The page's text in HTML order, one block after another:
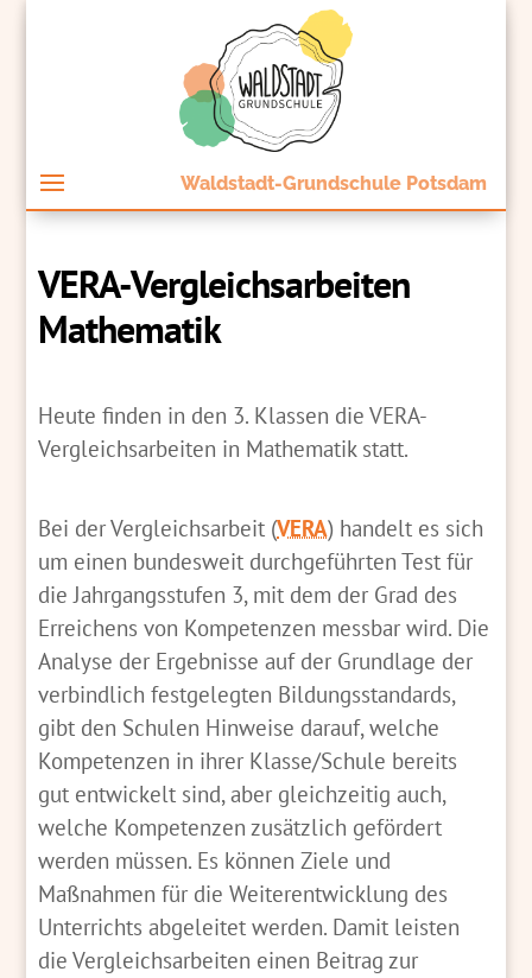
Waldstadt-Grundschule Potsdam
VERA-Vergleichsarbeiten
Mathematik
Heute finden in den 3. Klassen die VERA-
Vergleichsarbeiten in Mathematik statt.
Bei der Vergleichsarbeit (VERA) handelt es sich
um einen bundesweit durchgeführten Test für
die Jahrgangsstufen 3, mit dem der Grad des
Erreichens von Kompetenzen messbar wird. Die
Analyse der Ergebnisse auf der Grundlage der
verbindlich festgelegten Bildungsstandards,
gibt den Schulen Hinweise darauf, welche
Kompetenzen in ihrer Klasse/Schule bereits
gut entwickelt sind, aber gleichzeitig auch,
welche Kompetenzen zusätzlich gefördert
werden müssen. Es können Ziele und
Maßnahmen für die Weiterentwicklung des
Unterrichts abgeleitet werden. Damit leisten
die Vergleichsarbeiten einen Beitrag zur